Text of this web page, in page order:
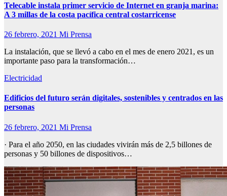
Telecable instala primer servicio de Internet en granja marina:
A 3 millas de la costa pacífica central costarricense
26 febrero, 2021 Mi Prensa
La instalación, que se llevó a cabo en el mes de enero 2021, es un
importante paso para la transformación…
Electricidad
Edificios del futuro serán digitales, sostenibles y centrados en las
personas
26 febrero, 2021 Mi Prensa
· Para el año 2050, en las ciudades vivirán más de 2,5 billones de
personas y 50 billones de dispositivos…